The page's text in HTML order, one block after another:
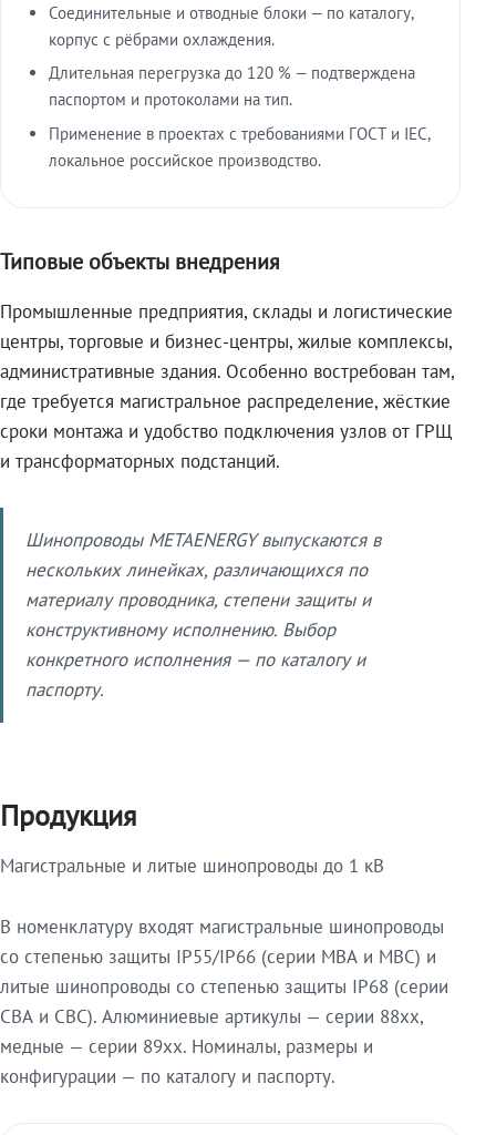
Соединительные и отводные блоки — по каталогу,
корпус с рёбрами охлаждения.
Длительная перегрузка до 120 % — подтверждена
паспортом и протоколами на тип.
Применение в проектах с требованиями ГОСТ и IEC,
локальное российское производство.
Типовые объекты внедрения
Промышленные предприятия, склады и логистические
центры, торговые и бизнес-центры, жилые комплексы,
административные здания. Особенно востребован там,
где требуется магистральное распределение, жёсткие
сроки монтажа и удобство подключения узлов от ГРЩ
и трансформаторных подстанций.
Шинопроводы METAENERGY выпускаются в
нескольких линейках, различающихся по
материалу проводника, степени защиты и
конструктивному исполнению. Выбор
конкретного исполнения — по каталогу и
паспорту.
Продукция
Магистральные и литые шинопроводы до 1 кВ
В номенклатуру входят магистральные шинопроводы
со степенью защиты IP55/IP66 (серии МВА и МВС) и
литые шинопроводы со степенью защиты IP68 (серии
СВА и СВС). Алюминиевые артикулы — серии 88xx,
медные — серии 89xx. Номиналы, размеры и
конфигурации — по каталогу и паспорту.